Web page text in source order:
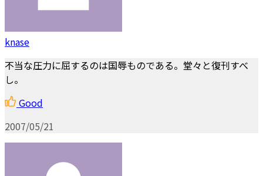
knase
不当な圧力に屈するのは国辱ものである。堂々と復刊すべ
し。
Good
2007/05/21